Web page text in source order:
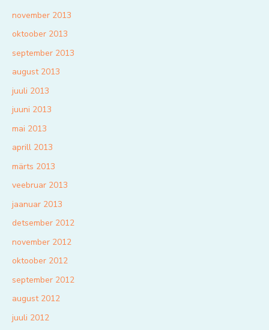
november 2013
oktoober 2013
september 2013
august 2013
juuli 2013
juuni 2013
mai 2013
aprill 2013
märts 2013
veebruar 2013
jaanuar 2013
detsember 2012
november 2012
oktoober 2012
september 2012
august 2012
juuli 2012